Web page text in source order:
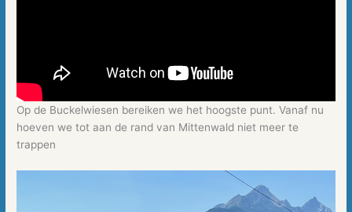
Op de Buckelwiesen bereiken we het hoogste punt. Vanaf nu
hoeven we tot aan de rand van Mittenwald niet meer te
trappen